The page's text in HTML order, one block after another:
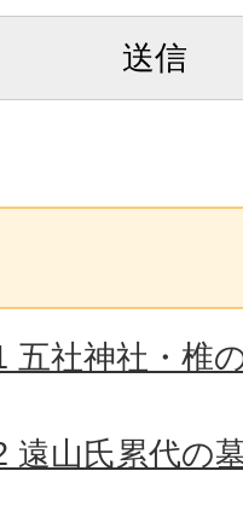
五社神社・椎
遠山氏累代の